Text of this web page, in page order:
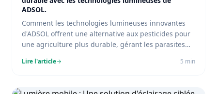
ADSOL.
Comment les technologies lumineuses innovantes
d'ADSOL offrent une alternative aux pesticides pour
une agriculture plus durable, gérant les parasites
Lire l'article 5 min